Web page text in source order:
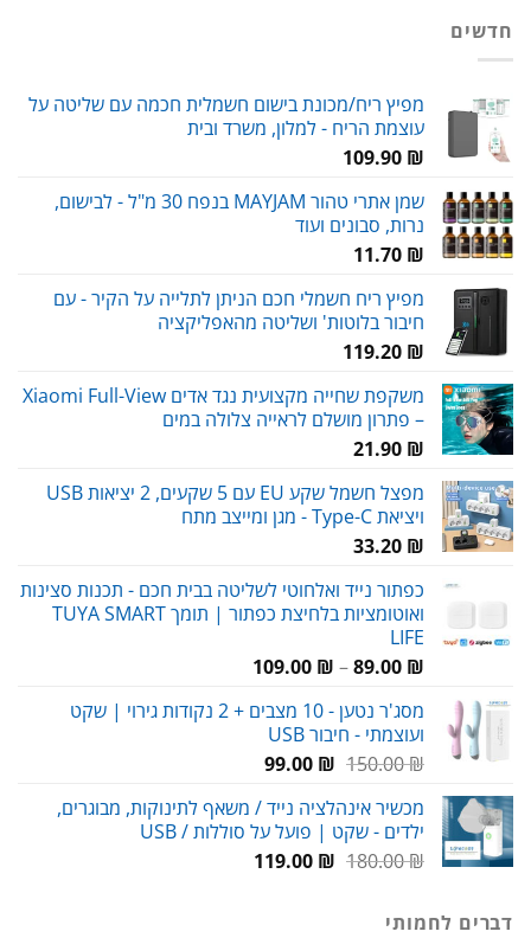
חדשים
מפיץ ריח/מכונת בישום חשמלית חכמה עם שליטה על
עוצמת הריח - למלון, משרד ובית
109.90 ₪
שמן אתרי טהור MAYJAM בנפח 30 מ"ל - לבישום,
נרות, סבונים ועוד
11.70 ₪
מפיץ ריח חשמלי חכם הניתן לתלייה על הקיר - עם
חיבור בלוטות' ושליטה מהאפליקציה
119.20 ₪
משקפת שחייה מקצועית נגד אדים Xiaomi Full-View
– פתרון מושלם לראייה צלולה במים
21.90 ₪
מפצל חשמל שקע EU עם 5 שקעים, 2 יציאות USB
ויציאת Type-C - מגן ומייצב מתח
33.20 ₪
כפתור נייד ואלחוטי לשליטה בבית חכם - תכנות סצינות
ואוטומציות בלחיצת כפתור | תומך TUYA SMART
LIFE
89.00 ₪
–
109.00 ₪
מסג'ר נטען - 10 מצבים + 2 נקודות גירוי | שקט
ועוצמתי - חיבור USB
150.00₪
המחיר
היה:
150.00 ₪.
99.00 ₪
המחיר
הוא:
99.00 ₪.
מכשיר אינהלציה נייד / משאף לתינוקות, מבוגרים,
ילדים - שקט | פועל על סוללות / USB
180.00₪
המחיר119.00 ₪
המחיר
דברים לחמותי